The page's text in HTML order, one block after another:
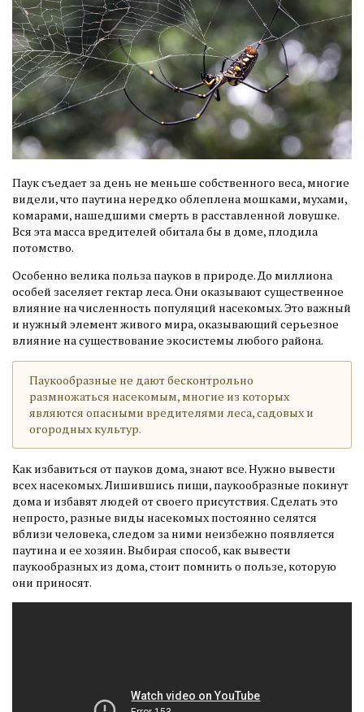
Паук съедает за день не меньше собственного веса, многие
видели, что паутина нередко облеплена мошками, мухами,
комарами, нашедшими смерть в расставленной ловушке.
Вся эта масса вредителей обитала бы в доме, плодила
потомство.
Особенно велика польза пауков в природе. До миллиона
особей заселяет гектар леса. Они оказывают существенное
влияние на численность популяций насекомых. Это важный
и нужный элемент живого мира, оказывающий серьезное
влияние на существование экосистемы любого района.
Паукообразные не дают бесконтрольно
размножаться насекомым, многие из которых
являются опасными вредителями леса, садовых и
огородных культур.
Как избавиться от пауков дома, знают все. Нужно вывести
всех насекомых. Лишившись пищи, паукообразные покинут
дома и избавят людей от своего присутствия. Сделать это
непросто, разные виды насекомых постоянно селятся
вблизи человека, следом за ними неизбежно появляется
паутина и ее хозяин. Выбирая способ, как вывести
паукообразных из дома, стоит помнить о пользе, которую
они приносят.